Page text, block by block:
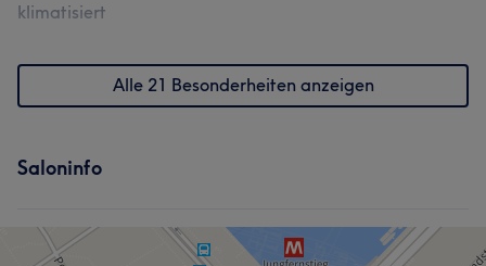
klimatisiert
Alle 21 Besonderheiten anzeigen
Saloninfo